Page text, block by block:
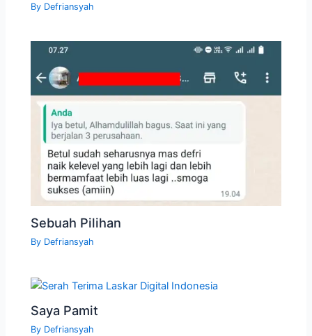
By Defriansyah
Sebuah Pilihan
By Defriansyah
Saya Pamit
By Defriansyah